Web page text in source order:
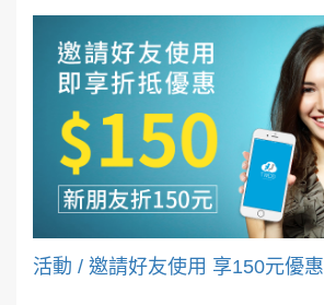
活動 / 邀請好友使用 享150元優惠